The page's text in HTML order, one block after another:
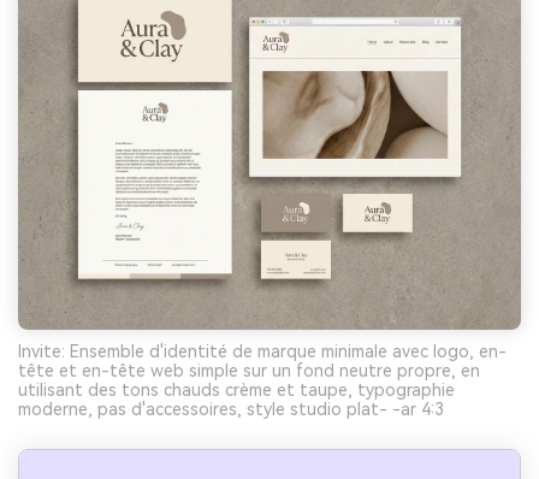
Invite: Ensemble d'identité de marque minimale avec logo, en-
tête et en-tête web simple sur un fond neutre propre, en
utilisant des tons chauds crème et taupe, typographie
moderne, pas d'accessoires, style studio plat- -ar 4:3